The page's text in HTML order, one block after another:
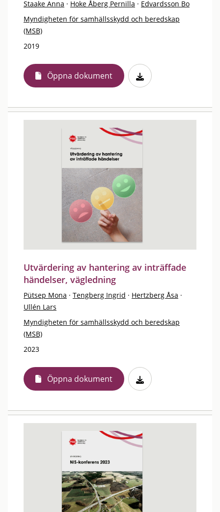
Staake Anna · Hoke Åberg Pernilla · Edvardsson Bo
Myndigheten för samhällsskydd och beredskap
(MSB)
2019
Öppna dokument
Utvärdering av hantering av inträffade
händelser, vägledning
Pütsep Mona · Tengberg Ingrid · Hertzberg Åsa ·
Ullén Lars
Myndigheten för samhällsskydd och beredskap
(MSB)
2023
Öppna dokument